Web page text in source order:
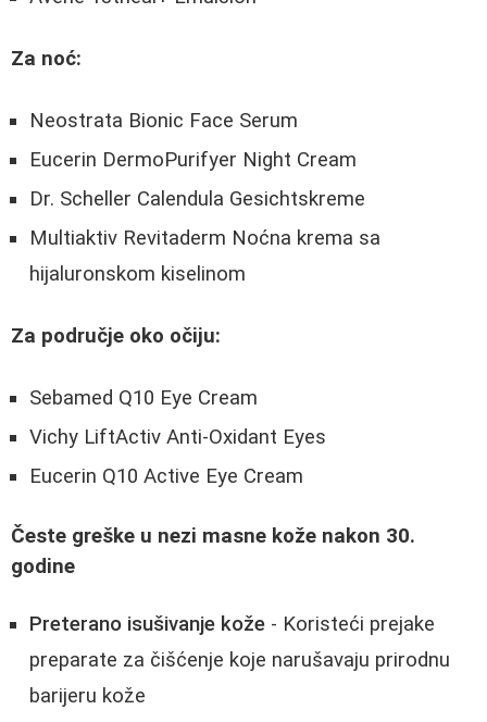
Za noć:
Neostrata Bionic Face Serum
Eucerin DermoPurifyer Night Cream
Dr. Scheller Calendula Gesichtskreme
Multiaktiv Revitaderm Noćna krema sa
hijaluronskom kiselinom
Za područje oko očiju:
Sebamed Q10 Eye Cream
Vichy LiftActiv Anti-Oxidant Eyes
Eucerin Q10 Active Eye Cream
Česte greške u nezi masne kože nakon 30.
godine
Preterano isušivanje kože - Koristeći prejake
preparate za čišćenje koje narušavaju prirodnu
barijeru kože